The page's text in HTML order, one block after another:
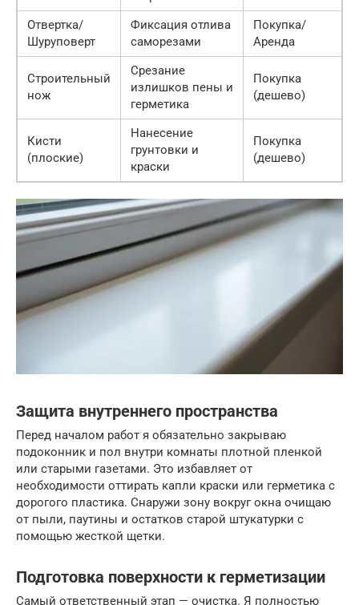
Отвертка/
Шуруповерт
Фиксация отлива
саморезами
Покупка/
Аренда
Строительный
нож
Срезание
излишков пены и
герметика
Покупка
(дешево)
Кисти
(плоские)
Нанесение
грунтовки и
краски
Покупка
(дешево)
Защита внутреннего пространства
Перед началом работ я обязательно закрываю
подоконник и пол внутри комнаты плотной пленкой
или старыми газетами. Это избавляет от
необходимости оттирать капли краски или герметика с
дорогого пластика. Снаружи зону вокруг окна очищаю
от пыли, паутины и остатков старой штукатурки с
помощью жесткой щетки.
Подготовка поверхности к герметизации
Самый ответственный этап — очистка. Я полностью